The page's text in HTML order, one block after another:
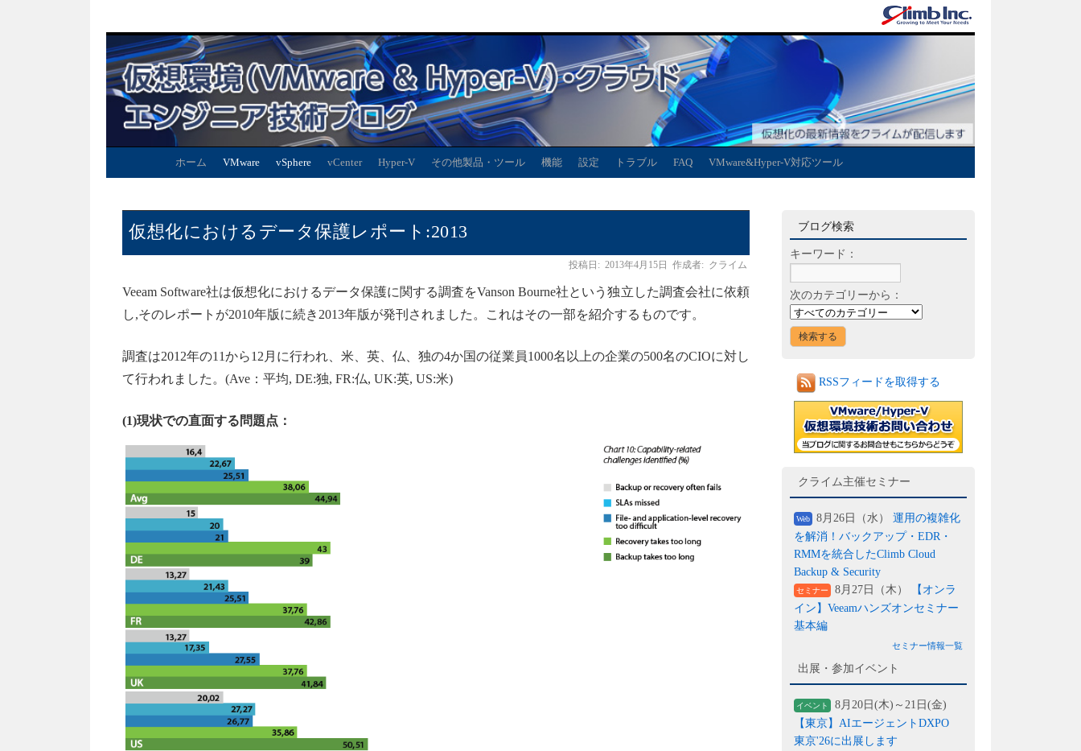
ホーム VMware vSphere vCenter Hyper-V その他製品・ツール 機能 設定 トラブル FAQ VMware&Hyper-V対応ツール
仮想化におけるデータ保護レポート:2013
投稿日: 2013年4月15日 作成者: クライム
Veeam Software社は仮想化におけるデータ保護に関する調査をVanson Bourne社という独立した調査会社に依頼
し,そのレポートが2010年版に続き2013年版が発刊されました。これはその一部を紹介するものです。
調査は2012年の11から12月に行われ、米、英、仏、独の4か国の従業員1000名以上の企業の500名のCIOに対し
て行われました。(Ave：平均, DE:独, FR:仏, UK:英, US:米)
(1)現状での直面する問題点：
ブログ検索
キーワード：
次のカテゴリーから：
RSSフィードを取得する
クライム主催セミナー
Web 8月26日（水） 運用の複雑化
を解消！バックアップ・EDR・
RMMを統合したClimb Cloud
Backup & Security
セミナー 8月27日（木）
【オンラ
イン】Veeamハンズオンセミナー
基本編
セミナー情報一覧
出展・参加イベント
イベント
8月20日(木)～21日(金)
【東京】AIエージェントDXPO
東京'26に出展します